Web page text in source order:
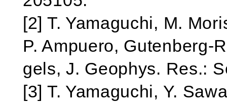
[2] T. Yamaguchi, M.
P. Ampuero,
gels, J. Geophys. Res.:
[3] T. Yamaguchi, Y.